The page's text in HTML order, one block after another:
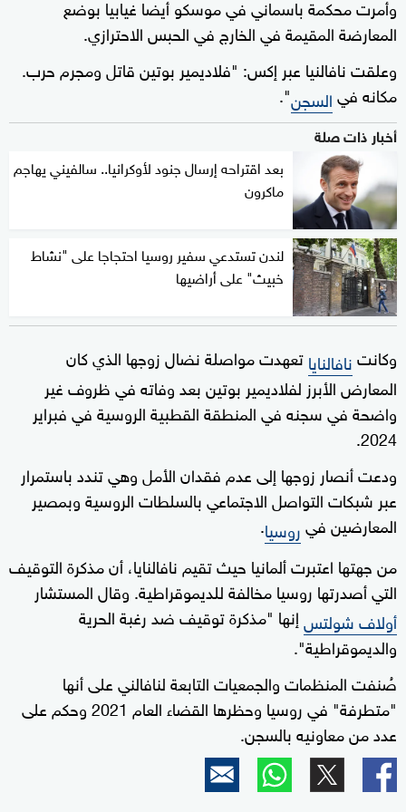
وأمرت محكمة باسماني في موسكو أيضا غيابيا بوضع
المعارضة المقيمة في الخارج في الحبس الاحترازي.
وعلقت نافالنيا عبر إكس: "فلاديمير بوتين قاتل ومجرم حرب.
مكانه فيالسجن".
أخبار ذات صلة
بعد اقتراحه إرسال جنود لأوكرانيا.. سالفيني يهاجم
ماكرون
لندن تستدعي سفير روسيا احتجاجا على "نشاط
خبيث" على أراضيها
وكانتنافالناياتعهدت مواصلة نضال زوجها الذي كان
المعارض الأبرز لفلاديمير بوتين بعد وفاته في ظروف غير
واضحة في سجنه في المنطقة القطبية الروسية في فبراير
2024.
ودعت أنصار زوجها إلى عدم فقدان الأمل وهي تندد باستمرار
عبر شبكات التواصل الاجتماعي بالسلطات الروسية وبمصير
المعارضين فيروسيا.
من جهتها اعتبرت ألمانيا حيث تقيم نافالنايا، أن مذكرة التوقيف
التي أصدرتها روسيا مخالفة للديموقراطية. وقال المستشار
أولاف شولتسإنها "مذكرة توقيف ضد رغبة الحرية
والديموقراطية".
صُنفت المنظمات والجمعيات التابعة لنافالني على أنها
"متطرفة" في روسيا وحظرها القضاء العام 2021 وحكم على
عدد من معاونيه بالسجن.